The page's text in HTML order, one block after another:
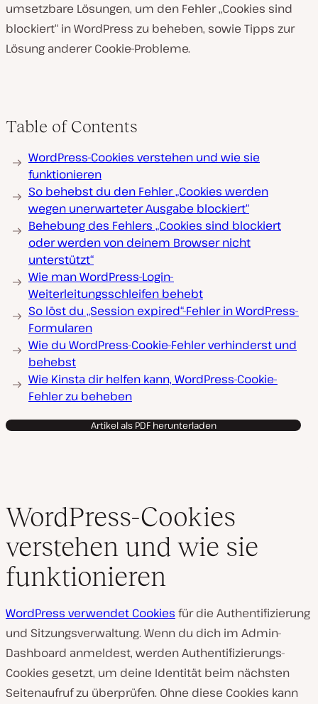
umsetzbare Lösungen, um den Fehler „Cookies sind
blockiert“ in WordPress zu beheben, sowie Tipps zur
Lösung anderer Cookie-Probleme.
Table of Contents
WordPress-Cookies verstehen und wie sie
funktionieren
So behebst du den Fehler „Cookies werden
wegen unerwarteter Ausgabe blockiert“
Behebung des Fehlers „Cookies sind blockiert
oder werden von deinem Browser nicht
unterstützt“
Wie man WordPress-Login-
Weiterleitungsschleifen behebt
So löst du „Session expired“-Fehler in WordPress-
Formularen
Wie du WordPress-Cookie-Fehler verhinderst und
behebst
Wie Kinsta dir helfen kann, WordPress-Cookie-
Fehler zu beheben
Artikel als PDF herunterladen
WordPress-Cookies
verstehen und wie sie
funktionieren
WordPress verwendet Cookies für die Authentifizierung
und Sitzungsverwaltung. Wenn du dich im Admin-
Dashboard anmeldest, werden Authentifizierungs-
Cookies gesetzt, um deine Identität beim nächsten
Seitenaufruf zu überprüfen. Ohne diese Cookies kann